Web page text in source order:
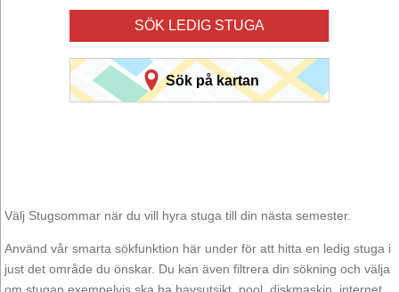
SÖK LEDIG STUGA
Sök på kartan
Välj Stugsommar när du vill hyra stuga till din nästa semester.
Använd vår smarta sökfunktion här under för att hitta en ledig stuga i
just det område du önskar. Du kan även filtrera din sökning och välja